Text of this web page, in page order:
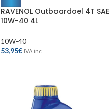
RAVENOL Outboardoel 4T SAE
10W-40 4L
10W-40
53,95€ IVA inc